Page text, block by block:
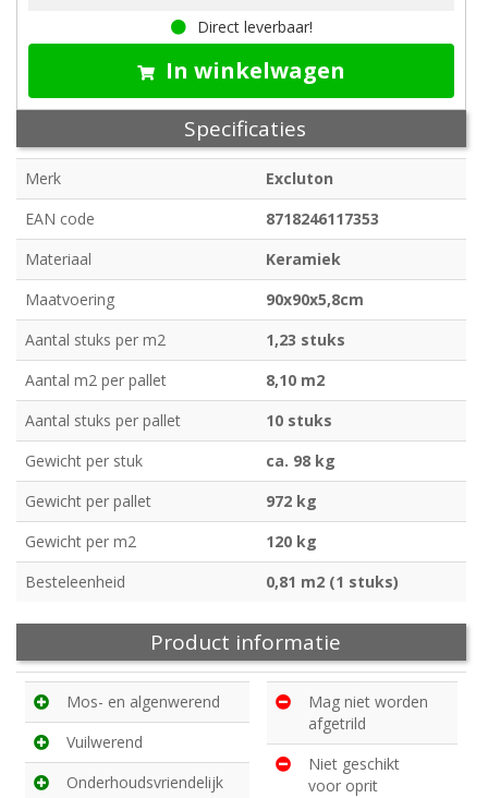
Direct leverbaar!
In winkelwagen
Specificaties
Merk
Excluton
EAN code
8718246117353
Materiaal
Keramiek
Maatvoering
90x90x5,8cm
Aantal stuks per m2
1,23 stuks
Aantal m2 per pallet
8,10 m2
Aantal stuks per pallet
10 stuks
Gewicht per stuk
ca. 98 kg
Gewicht per pallet
972 kg
Gewicht per m2
120 kg
Besteleenheid
0,81 m2 (1 stuks)
Product informatie
Mos- en algenwerend
Vuilwerend
Onderhoudsvriendelijk
Mag niet worden
afgetrild
Niet geschikt
voor oprit